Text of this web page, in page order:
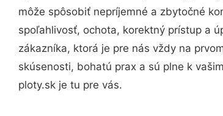
môže spôsobiť nepríjemné a zbytočné
spoľahlivosť, ochota, korektný prístup a
zákazníka, ktorá je pre nás vždy na
skúsenosti, bohatú prax a sú plne k
ploty.sk je tu pre vás.